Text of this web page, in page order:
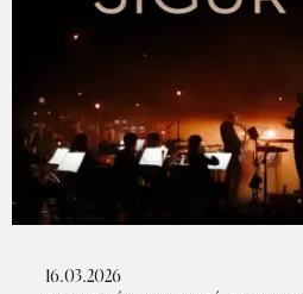
16.03.2026